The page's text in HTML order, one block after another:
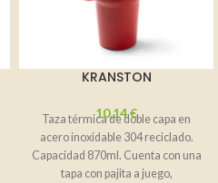
KRANSTON
10,14€
Taza térmica de doble capa en
acero inoxidable 304 reciclado.
Capacidad 870ml. Cuenta con una
tapa con pajita a juego,